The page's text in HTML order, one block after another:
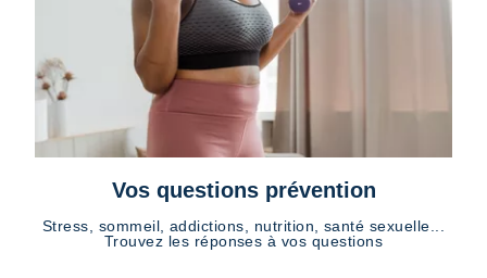
Vos questions prévention
Stress, sommeil, addictions, nutrition, santé sexuelle...
Trouvez les réponses à vos questions